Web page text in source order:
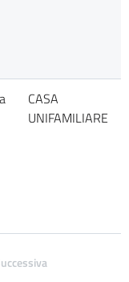
CASA
UNIFAMILIARE
Pagina